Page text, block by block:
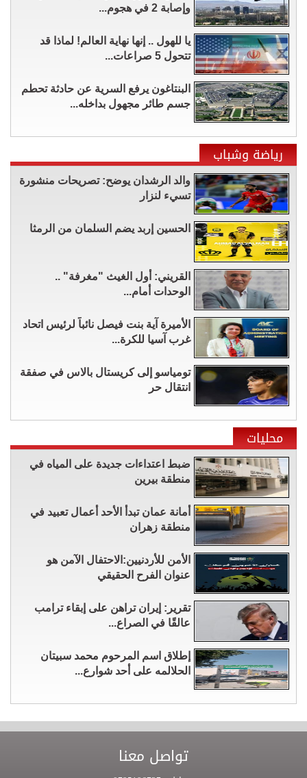
وإصابة 2 في هجوم...
يا للهول .. إنها نهاية العالم! لماذا قد
تتحول 5 صراعات...
البنتاغون يرفع السرية عن حادثة تحطم
جسم طائر مجهول بداخله...
رياضة وشباب
والد الرشدان يوضح: تصريحات منشورة
تسيء لنزار
الحسين إربد يضم السلمان من الرمثا
القريني: أول الغيث "مغرفة" ..
الوحدات أمام...
الأميرة آية بنت فيصل نائباً لرئيس اتحاد
غرب آسيا للكرة...
تومياسو إلى كريستال بالاس في صفقة
انتقال حر
محليات
ضبط اعتداءات جديدة على المياه في
منطقة بيرين
أمانة عمان تبدأ الأحد أعمال تعبيد في
منطقة زهران
الأمن للأردنيين:الاحتفال الآمن هو
عنوان الفرح الحقيقي
تقرير: إيران تراهن على إبقاء ترامب
عالقًا في الصراع...
إطلاق اسم المرحوم محمد سبيتان
الحلالمه على أحد شوارع...
تواصل معنا